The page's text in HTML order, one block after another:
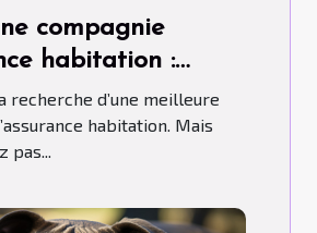
compagnie
habitation :
prendre ?
recherche d’une meilleure
habitation. Mais